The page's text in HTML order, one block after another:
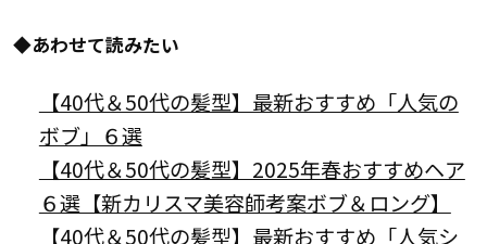
◆あわせて読みたい
【40代＆50代の髪型】最新おすすめ「人気の
ボブ」６選
【40代＆50代の髪型】2025年春おすすめヘア
６選【新カリスマ美容師考案ボブ＆ロング】
【40代＆50代の髪型】最新おすすめ「人気シ